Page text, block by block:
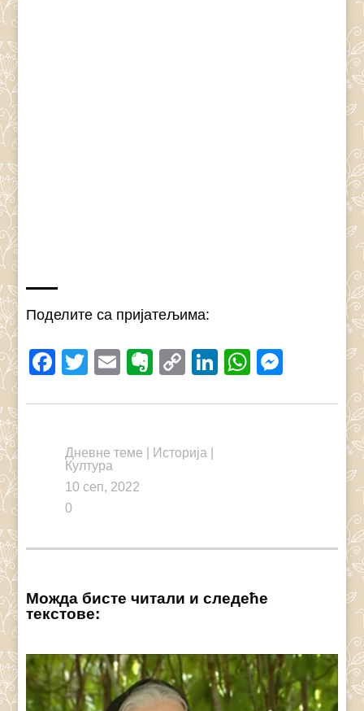
Поделите са пријатељима:
Facebook
Twitter
EmailEvernote
CopyLinkedIn
Дневне теме Историја
Култура
10 сеп, 2022
0
Можда бисте читали и следеће
текстове: